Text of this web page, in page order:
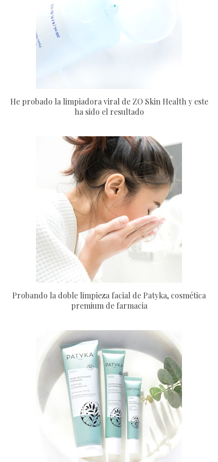
He probado la limpiadora viral de ZO Skin Health y este
ha sido el resultado
Probando la doble limpieza facial de Patyka, cosmética
premium de farmacia